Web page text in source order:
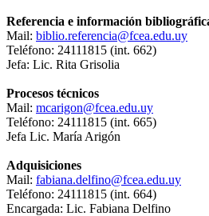
Referencia e información
Mail: biblio.referencia@fcea.edu.uy
Teléfono: 24111815 (int. 662)
Jefa: Lic. Rita Grisolia
Procesos técnicos
Mail: mcarigon@fcea.edu.uy
Teléfono: 24111815 (int. 665)
Jefa Lic. María Arigón
Adquisiciones
Mail: fabiana.delfino@fcea.edu.uy
Teléfono: 24111815 (int. 664)
Encargada: Lic. Fabiana Delfino